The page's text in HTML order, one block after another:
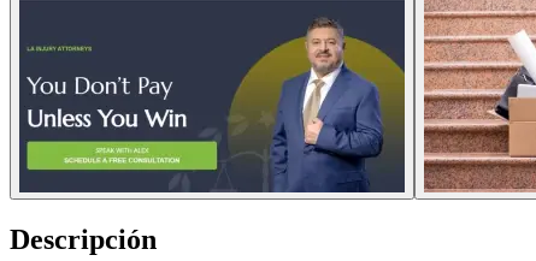
Descripción